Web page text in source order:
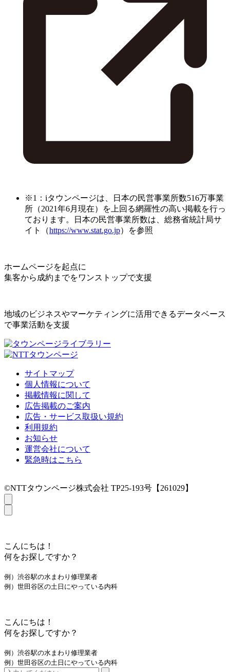
※1：iタウンページは、日本の民営事業所数516万事業
所（2021年6月現在）を上回る網羅性の高い掲載を行っ
ております。日本の民営事業所数は、総務省統計局サ
イト（https://www.stat.go.jp）を参照
ホームページを起点に
集客から成約までをワンストップで支援
地域のビジネスやマーケティングに活用できるデータベース
で事業活動を支援
サイトマップ
個人情報について
掲載情報に関して
広告掲載のご案内
広告・サービス取扱い規約
利用規約
お知らせ
運営会社について
緊急時はこちら
©NTTタウンページ株式会社 TP25-193号【261029】
こんにちは！
何をお探しですか？
例）渋谷駅の水まわり修理業者
例）世田谷区の土日にやっている内科
こんにちは！
何をお探しですか？
例）渋谷駅の水まわり修理業者
例）世田谷区の土日にやっている内科